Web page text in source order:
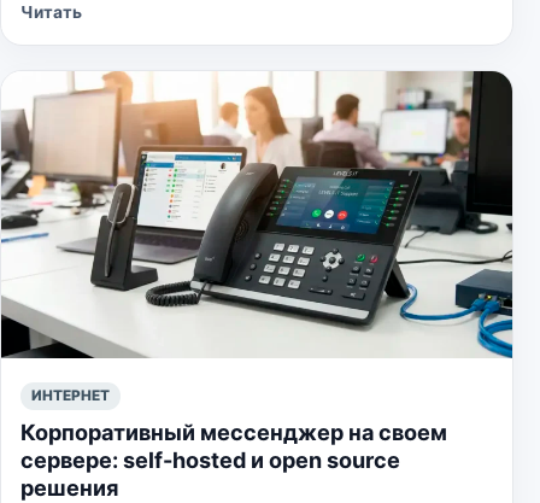
Читать
ИНТЕРНЕТ
Корпоративный мессенджер на своем
сервере: self-hosted и open source
решения